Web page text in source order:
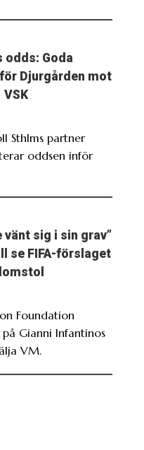
odds: Goda
Djurgården mot
VSK
Sthlms partner
oddsen inför
vänt sig i sin grav”
se FIFA-förslaget
Foundation
Gianni Infantinos
VM.